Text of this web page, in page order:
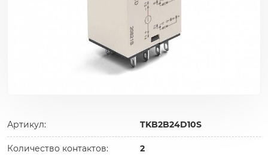
Артикул: TKB2B24D10S
Количество контактов: 2